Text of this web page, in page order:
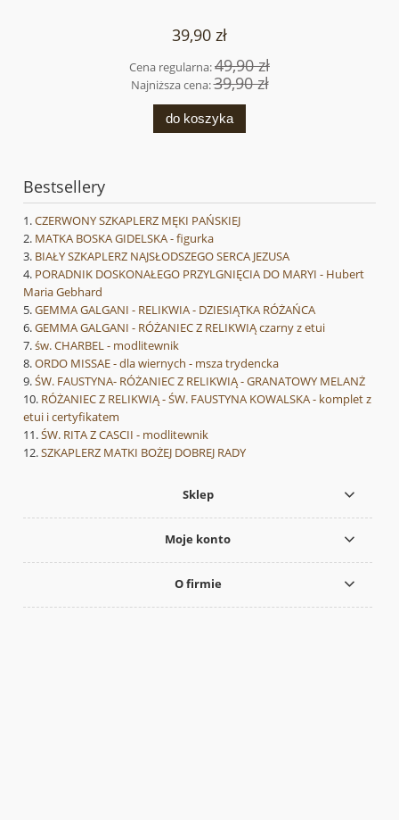
39,90 zł
Cena regularna:49,90 zł
Najniższa cena:39,90 zł
do koszyka
Bestsellery
CZERWONY SZKAPLERZ MĘKI PAŃSKIEJ
MATKA BOSKA GIDELSKA - figurka
BIAŁY SZKAPLERZ NAJSŁODSZEGO SERCA JEZUSA
PORADNIK DOSKONAŁEGO PRZYLGNIĘCIA DO MARYI - Hubert
Maria Gebhard
GEMMA GALGANI - RELIKWIA - DZIESIĄTKA RÓŻAŃCA
GEMMA GALGANI - RÓŻANIEC Z RELIKWIĄ czarny z etui
św. CHARBEL - modlitewnik
ORDO MISSAE - dla wiernych - msza trydencka
ŚW. FAUSTYNA- RÓŻANIEC Z RELIKWIĄ - GRANATOWY MELANŻ
RÓŻANIEC Z RELIKWIĄ - ŚW. FAUSTYNA KOWALSKA - komplet z
etui i certyfikatem
ŚW. RITA Z CASCII - modlitewnik
SZKAPLERZ MATKI BOŻEJ DOBREJ RADY
Sklep
Moje konto
O firmie